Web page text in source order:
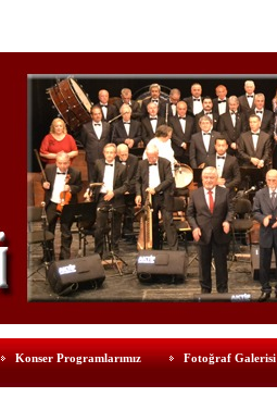
Konser Programlarımız Fotoğraf Galerisi